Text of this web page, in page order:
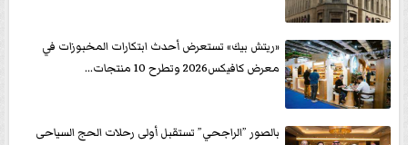
«ريتش بيك» تستعرض أحدث ابتكارات المخبوزات في
معرض كافيكس2026 وتطرح 10 منتجات...
بالصور ”الراجحي” تستقبل أولى رحلات الحج السياحى